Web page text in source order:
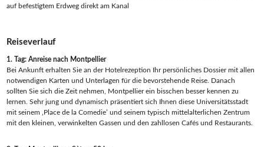
auf befestigtem Erdweg direkt am Kanal
Reiseverlauf
1. Tag: Anreise nach Montpellier
Bei Ankunft erhalten Sie an der Hotelrezeption Ihr persönliches Dossier mit allen
notwendigen Karten und Unterlagen für die bevorstehende Reise. Danach
sollten Sie sich die Zeit nehmen, Montpellier ein bisschen besser kennen zu
lernen. Sehr jung und dynamisch präsentiert sich Ihnen diese Universitätsstadt
mit seinem ‚Place de la Comedie’ und seinem typisch mittelalterlichen Zentrum
mit den kleinen, verwinkelten Gassen und den zahllosen Cafés und Restaurants.